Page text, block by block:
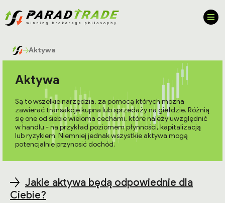
Aktywa
Aktywa
Są to wszelkie narzędzia, za pomocą których można
zawierać transakcje kupna lub sprzedaży na giełdzie. Różnią
się one od siebie wieloma cechami, które należy uwzględnić
w handlu - na przykład poziomem płynności, kapitalizacją
lub ryzykiem. Niemniej jednak wszystkie aktywa mogą
potencjalnie przynosić dochód.
Jakie aktywa będą odpowiednie dla
Ciebie?